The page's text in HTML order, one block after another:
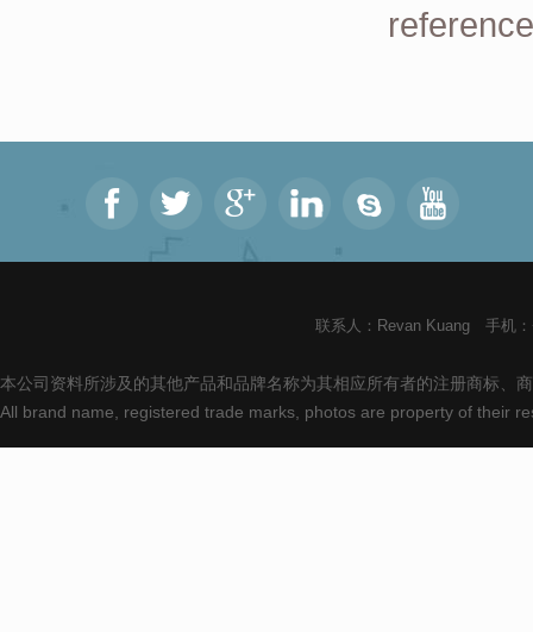
联系人：Revan Kuang 手机
本公司资料所涉及的其他产品和品牌名称为其相应所有者的注册商标、
All brand name, registered trade marks, photos are property of their